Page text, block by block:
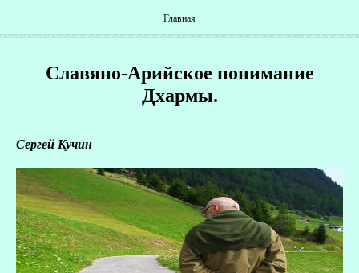
Главная
Славяно-Арийское понимание
Дхармы.
Сергей Кучин